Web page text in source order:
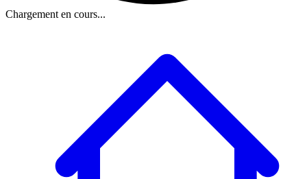
Chargement en cours...